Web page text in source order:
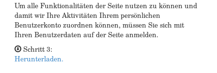
Um alle Funktionalitäten der Seite nutzen zu können und
damit wir Ihre Aktivitäten Ihrem persönlichen
Benutzerkonto zuordnen können, müssen Sie sich mit
Ihren Benutzerdaten auf der Seite anmelden.
Schritt 3:
Herunterladen.